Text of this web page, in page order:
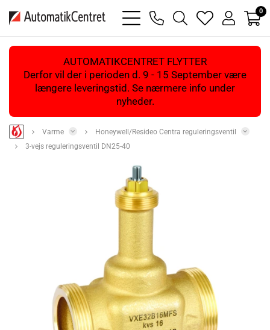
bars
light
phone
magnifying
glass
heart
light
user
light
0
AUTOMATIKCENTRET FLYTTER
Derfor vil der i perioden d. 9 - 15 September være
længere leveringstid. Se nærmere info under
nyheder.
Varme
Honeywell/Resideo Centra reguleringsventil
3-vejs reguleringsventil DN25-40